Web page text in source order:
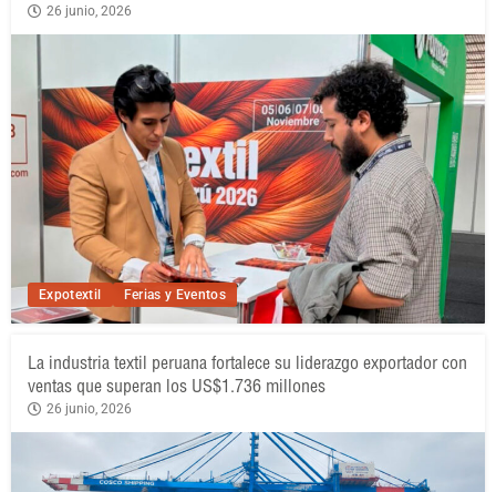
Expotextil Ferias y Eventos
26 junio, 2026
La industria textil peruana fortalece su liderazgo exportador con
ventas que superan los US$1.736 millones
26 junio, 2026